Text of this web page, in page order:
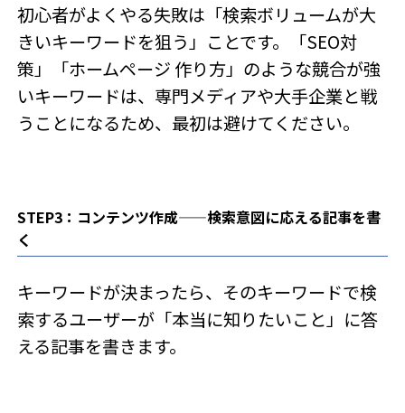
初心者がよくやる失敗は「検索ボリュームが大
きいキーワードを狙う」ことです。「SEO対
策」「ホームページ 作り方」のような競合が強
いキーワードは、専門メディアや大手企業と戦
うことになるため、最初は避けてください。
STEP3：コンテンツ作成——検索意図に応える記事を書
く
キーワードが決まったら、そのキーワードで検
索するユーザーが「本当に知りたいこと」に答
える記事を書きます。